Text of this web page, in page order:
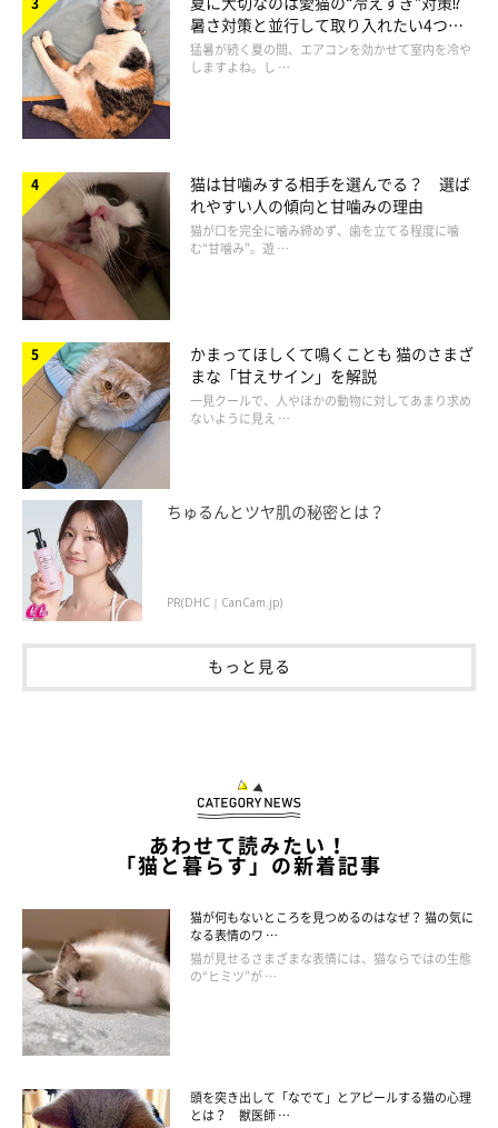
せん。母猫がいれば母猫の体にくっついて、ほかに生まれた子猫
がいれば子猫同士くっついて体温を保持するのですが、それがで
きない場合はペット用ヒーターと湯たんぽ、毛布などを使って保
温を試みます。もし体温が保持できていないと、それが原因でミ
優しく排せつをサポート
優しく丁寧に子猫の排せつをサポートしてあげましょう。
程度まで。母猫がいない場合は、人が代わりに行う必要がありま
す。用意するのは、ぬるま湯に浸したガーゼ。肛門近くを軽くト
ントンと叩いて刺激してあげましょう。ゴシゴシこすってしまう
のはNGです。じんわりオシッコがしみ出してくればOKです。
暑さ対策と並行して取り入れたい4つの
工夫
猛暑が続く夏の間、エアコンを効かせて室内を冷や
しますよね。し …
猫は甘噛みする相手を選んでる？ 選ば
れやすい人の傾向と甘噛みの理由
猫が口を完全に噛み締めず、歯を立てる程度に噛
む“甘噛み”。遊 …
かまってほしくて鳴くことも 猫のさまざ
まな「甘えサイン」を解説
一見クールで、人やほかの動物に対してあまり求め
ないように見え …
ちゅるんとツヤ肌の秘密とは？
PR(DHC｜CanCam.jp)
もっと見る
あわせて読みたい！
「猫と暮らす」の新着記事
猫が何もないところを見つめるのはなぜ？ 猫の気に
なる表情のワ …
猫が見せるさまざまな表情には、猫ならではの生態
の“ヒミツ”が …
頭を突き出して「なでて」とアピールする猫の心理
とは？ 獣医師 …